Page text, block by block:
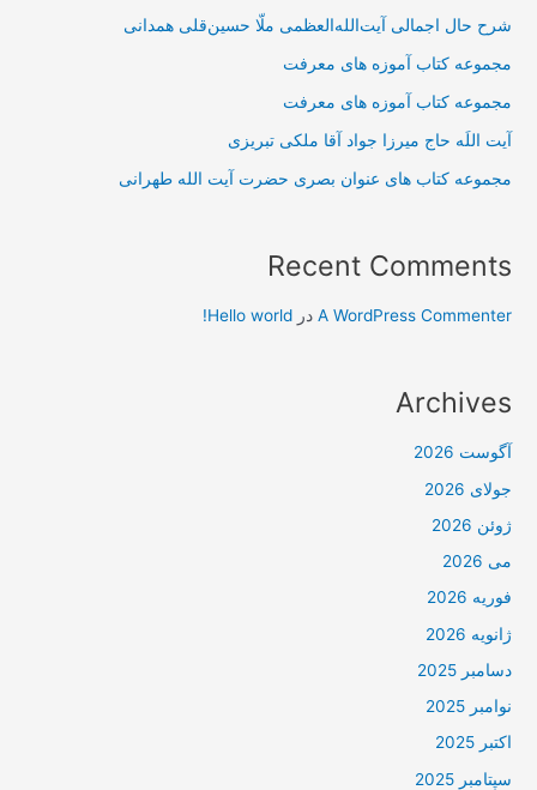
شرح حال اجمالی آیت‌الله‌العظمی ملّا حسین‌قلی همدانی
مجموعه کتاب آموزه های معرفت
مجموعه کتاب آموزه های معرفت
آیت اللَه حاج میرزا جواد آقا ملکی تبریزی
مجموعه کتاب های عنوان بصری حضرت آیت الله طهرانی
Recent Comments
A WordPress Commenter درHello world!
Archives
آگوست 2026
جولای 2026
ژوئن 2026
می 2026
فوریه 2026
ژانویه 2026
دسامبر 2025
نوامبر 2025
اکتبر 2025
سپتامبر 2025